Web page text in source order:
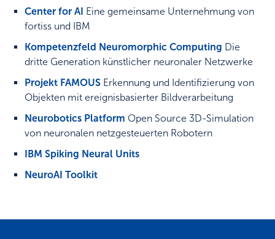
Center for AI Eine gemeinsame Unternehmung von
fortiss und IBM
Kompetenzfeld Neuromorphic Computing Die
dritte Generation künstlicher neuronaler Netzwerke
Projekt FAMOUS Erkennung und Identifizierung von
Objekten mit ereignisbasierter Bildverarbeitung
Neurobotics Platform Open Source 3D-Simulation
von neuronalen netzgesteuerten Robotern
IBM Spiking Neural Units
NeuroAI Toolkit